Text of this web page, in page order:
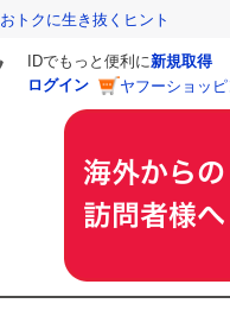
トクに生き抜くヒント
IDでもっと便利に新規取得
ログイン
ヤフーショッ